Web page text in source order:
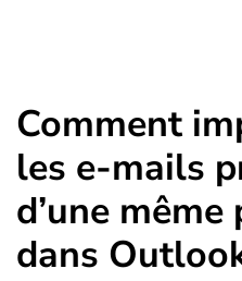
Comment
les e-mails
d’une
dans